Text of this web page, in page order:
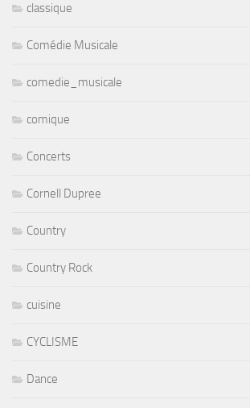
classique
Comédie Musicale
comedie_musicale
comique
Concerts
Cornell Dupree
Country
Country Rock
cuisine
CYCLISME
Dance